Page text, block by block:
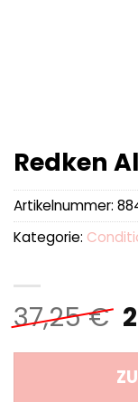
Redken
37,25€
Artikelnummer:
Kategorie: